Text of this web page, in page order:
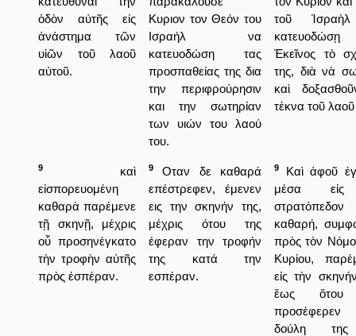
ὁδὸν αὐτῆς εἰς
ἀνάστημα τῶν
υἱῶν τοῦ λαοῦ
αὐτοῦ.
Κυριον τον Θεόν του
Ισραήλ να
κατευοδώση τας
προσπαθείας της δια
την περιφρούρησιν
και την σωτηρίαν
των υιών του λαού
του.
τοῦ
κατευοδώσῃ
Ἐκεῖνος τὸ
της, διὰ νὰ
καὶ
τέκνα τοῦ
9
καὶ
εἰσπορευομένη
καθαρὰ παρέμενε
τῇ σκηνῇ, μέχρις
οὗ προσηνέγκατο
τὴν τροφὴν αὐτῆς
πρὸς ἑσπέραν.
9
Οταν δε καθαρά
επέστρεφεν, έμενεν
εις την σκηνήν της,
μέχρις ότου της
έφεραν την τροφήν
της κατά την
εσπέραν.
9
Καὶ ἀφοῦ
μέσα
στρατόπεδον
καθαρή,
πρὸς τὸν
Κυρίου,
εἰς τὴν
ἕως ὅτου
δούλη